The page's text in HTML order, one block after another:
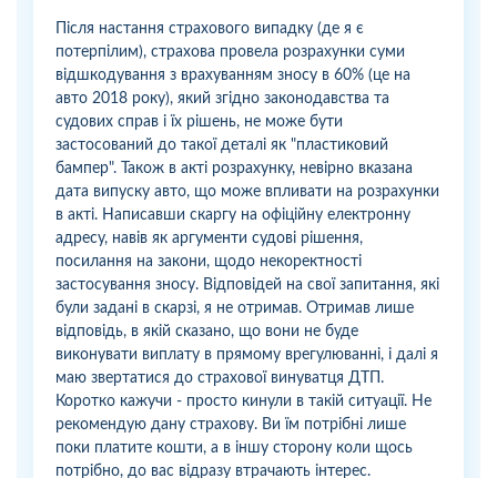
Після настання страхового випадку (де я є
потерпілим), страхова провела розрахунки суми
відшкодування з врахуванням зносу в 60% (це на
авто 2018 року), який згідно законодавства та
судових справ і їх рішень, не може бути
застосований до такої деталі як "пластиковий
бампер". Також в акті розрахунку, невірно вказана
дата випуску авто, що може впливати на розрахунки
в акті. Написавши скаргу на офіційну електронну
адресу, навів як аргументи судові рішення,
посилання на закони, щодо некоректності
застосування зносу. Відповідей на свої запитання, які
були задані в скарзі, я не отримав. Отримав лише
відповідь, в якій сказано, що вони не буде
виконувати виплату в прямому врегулюванні, і далі я
маю звертатися до страхової винуватця ДТП.
Коротко кажучи - просто кинули в такій ситуації. Не
рекомендую дану страхову. Ви їм потрібні лише
поки платите кошти, а в іншу сторону коли щось
потрібно, до вас відразу втрачають інтерес.